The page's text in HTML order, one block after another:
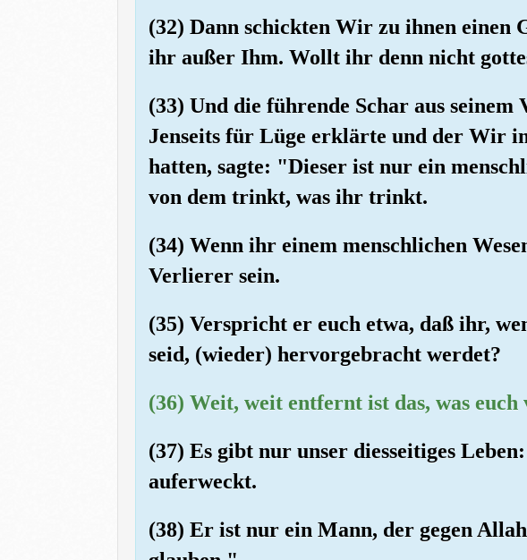
(32) Dann schickten Wir zu ihnen
ihr außer Ihm. Wollt ihr denn nicht
(33) Und die führende Schar aus
Jenseits für Lüge erklärte und der Wir
hatten, sagte: "Dieser ist nur ein
von dem trinkt, was ihr trinkt.
(34) Wenn ihr einem menschlichen
Verlierer sein.
(35) Verspricht er euch etwa, daß ihr,
seid, (wieder) hervorgebracht werdet?
(36) Weit, weit entfernt ist das, was
(37) Es gibt nur unser diesseitiges
auferweckt.
(38) Er ist nur ein Mann, der gegen